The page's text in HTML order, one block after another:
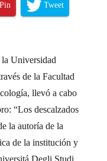
Pin Tweet
Universidad
de la Facultad
llevó a cabo
“Los descalzados
la autoría de la
de la institución y
Degli Studi